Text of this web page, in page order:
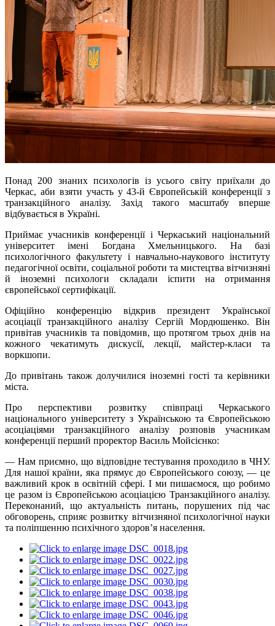
Понад 200 знаних психологів із усього світу приїхали до
Черкас, аби взяти участь у 43-й Європейській конференції з
транзакційного аналізу. Захід такого масштабу вперше
відбувається в Україні.
Приймає учасників конференції і Черкаський національний
університет імені Богдана Хмельницького. На базі
психологічного факультету і навчально-наукового інституту
педагогічної освіти, соціальної роботи та мистецтва вітчизняні
й іноземні психологи складали іспити на отримання
європейської сертифікації.
Офіційно конференцію відкрив президент Української
асоціації транзакційного аналізу Сергій Мордюшенко. Він
привітав учасників та повідомив, що протягом трьох днів на
кожного чекатимуть дискусії, лекції, майстер-класи та
воркшопи.
До привітань також долучилися іноземні гості та керівники
міста.
Про перспективи розвитку співпраці Черкаського
національного університету з Українською та Європейською
асоціаціями транзакційного аналізу розповів учасникам
конференції перший проректор Василь Мойсієнко:
— Нам приємно, що відповідне тестування проходило в ЧНУ.
Для нашої країни, яка прямує до Європейського союзу, — це
важливий крок в освітній сфері. І ми пишаємося, що робимо
це разом із Європейською асоціацією Транзакційного аналізу.
Переконаний, що актуальність питань, порушених під час
обговорень, сприяє розвитку вітчизняної психологічної науки
та поліпшенню психічного здоров’я населення.